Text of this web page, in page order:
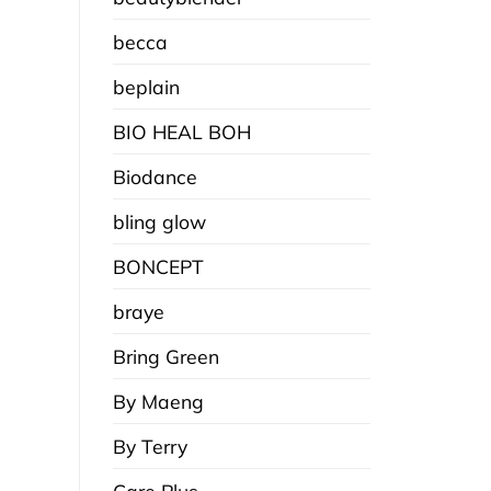
becca
beplain
BIO HEAL BOH
Biodance
bling glow
BONCEPT
braye
Bring Green
By Maeng
By Terry